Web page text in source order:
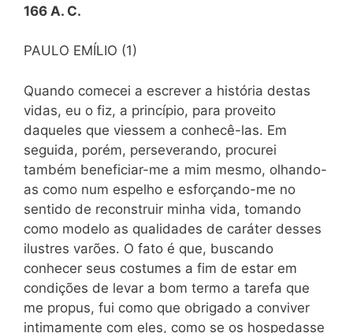
166 A. C.
PAULO EMÍLIO (1)
Quando comecei a escrever a história destas
vidas, eu o fiz, a princípio, para proveito
daqueles que viessem a conhecê-las. Em
seguida, porém, perseverando, procurei
também beneficiar-me a mim mesmo, olhando-
as como num espelho e esforçando-me no
sentido de reconstruir minha vida, tomando
como modelo as qualidades de caráter desses
ilustres varões. O fato é que, buscando
conhecer seus costumes a fim de estar em
condições de levar a bom termo a tarefa que
me propus, fui como que obrigado a conviver
intimamente com eles, como se os hospedasse